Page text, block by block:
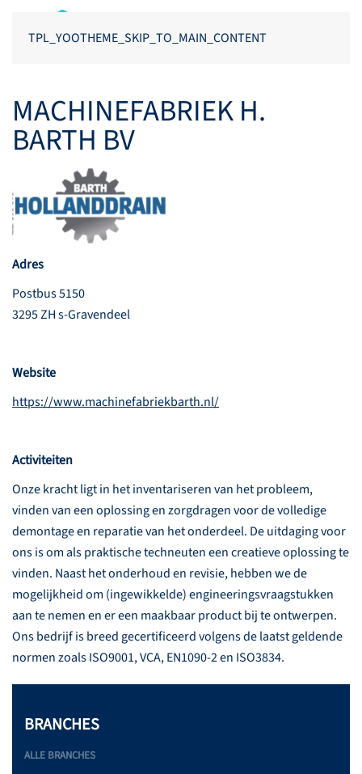
TPL_YOOTHEME_SKIP_TO_MAIN_CONTENT
MACHINEFABRIEK H.
BARTH BV
Adres
Postbus 5150
3295 ZH s-Gravendeel
Website
https://www.machinefabriekbarth.nl/
Activiteiten
Onze kracht ligt in het inventariseren van het probleem,
vinden van een oplossing en zorgdragen voor de volledige
demontage en reparatie van het onderdeel. De uitdaging voor
ons is om als praktische techneuten een creatieve oplossing te
vinden. Naast het onderhoud en revisie, hebben we de
mogelijkheid om (ingewikkelde) engineeringsvraagstukken
aan te nemen en er een maakbaar product bij te ontwerpen.
Ons bedrijf is breed gecertificeerd volgens de laatst geldende
normen zoals ISO9001, VCA, EN1090-2 en ISO3834.
BRANCHES
ALLE BRANCHES